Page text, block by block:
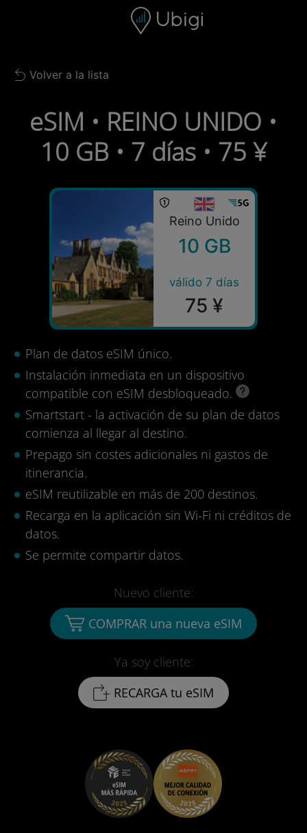
Barra de navegación
Back to list
Volver a la lista
eSIM • REINO UNIDO •
10 GB • 7 días • 75 ¥
Reino Unido
10 GB
válido 7 días
75 ¥
Plan de datos eSIM único.
Instalación inmediata en un dispositivo
compatible con eSIM desbloqueado.
Smartstart - la activación de su plan de datos
comienza al llegar al destino.
Prepago sin costes adicionales ni gastos de
itinerancia.
eSIM reutilizable en más de 200 destinos.
Recarga en la aplicación sin Wi-Fi ni créditos de
datos.
Se permite compartir datos.
Ya soy cliente:
RECARGA tu eSIM
Nuevo cliente:
COMPRAR una nueva eSIM